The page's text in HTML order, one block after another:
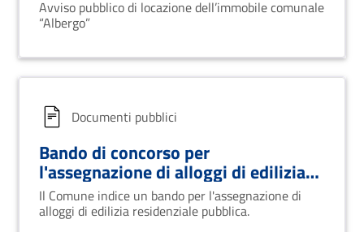
Avviso pubblico di locazione dell’immobile comunale
“Albergo”
Documenti pubblici
Bando di concorso per
l'assegnazione di alloggi di edilizia
residenziale
Il Comune indice un bando per l'assegnazione di
alloggi di edilizia residenziale pubblica.